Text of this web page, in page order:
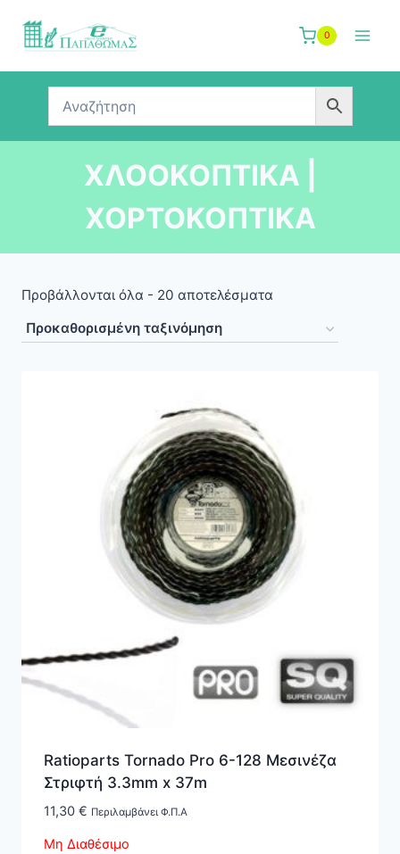
0
ΧΛΟΟΚΟΠΤΙΚΑ |
ΧΟΡΤΟΚΟΠΤΙΚΑ
Προβάλλονται όλα - 20 αποτελέσματα
Ratioparts Tornado Pro 6-128 Μεσινέζα
Στριφτή 3.3mm x 37m
11,30 € Περιλαμβάνει Φ.Π.Α
Μη Διαθέσιμο